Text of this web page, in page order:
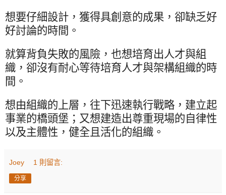
想要仔細設計，獲得具創意的成果，卻缺乏好
好討論的時間。
就算背負失敗的風險，也想培育出人才與組
織，卻沒有耐心等待培育人才與架構組織的時
間。
想由組織的上層，往下迅速執行戰略，建立起
事業的橋頭堡；又想建造出尊重現場的自律性
以及主體性，健全且活化的組織。
Joey 1 則留言:
分享